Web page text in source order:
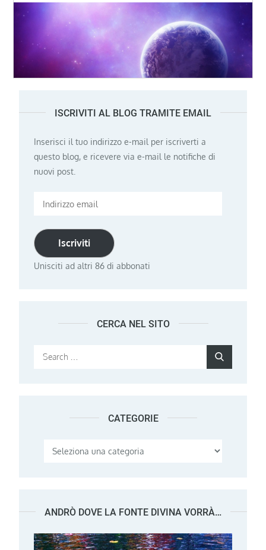
ISCRIVITI AL BLOG TRAMITE EMAIL
Inserisci il tuo indirizzo e-mail per iscriverti a
questo blog, e ricevere via e-mail le notifiche di
nuovi post.
Indirizzo
Iscriviti
Unisciti ad altri 86 di abbonati
CERCA NEL SITO
Search
CATEGORIE
Categorie
ANDRÒ DOVE LA FONTE DIVINA VORRÀ…